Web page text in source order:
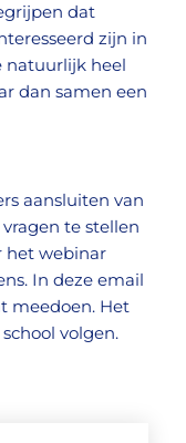
dat
zijn in
natuurlijk heel
dan samen een
aansluiten van
te stellen
het webinar
In deze email
meedoen. Het
volgen.